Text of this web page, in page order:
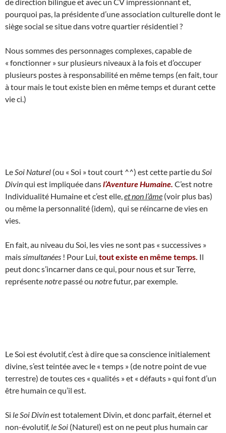
pourquoi pas, la présidente d’une association culturelle dont le
siège social se situe dans votre quartier résidentiel ?
Nous sommes des personnages complexes, capable de
« fonctionner » sur plusieurs niveaux à la fois et d’occuper
plusieurs postes à responsabilité en même temps (en fait, tour
à tour mais le tout existe bien en même temps et durant cette
vie ci.)
Le Soi Naturel (ou « Soi » tout court ^^) est cette partie du Soi
Divinqui est impliquée dansl’Aventure Humaine. C’est notre
Individualité Humaine et c’est elle, et non l’âme (voir plus bas)
ou même la personnalité (idem), qui se réincarne de vies en
vies.
En fait, au niveau du Soi, les vies ne sont pas « successives »
mais simultanées ! Pour Lui, tout existe en même temps. Il
peut donc s’incarner dans ce qui, pour nous et sur Terre,
représentenotre passé ou notrefutur, par exemple.
Le Soi est évolutif, c’est à dire que sa conscience initialement
divine, s’est teintée avec le « temps » (de notre point de vue
terrestre) de toutes ces « qualités » et « défauts » qui font d’un
être humain ce qu’il est.
Si le Soi Divinest totalement Divin, et donc parfait, éternel et
non-évolutif, le Soi (Naturel) est on ne peut plus humain car